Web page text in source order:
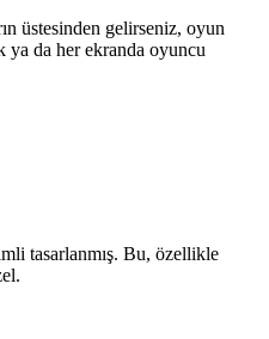
üstesinden gelirseniz, oyun
ya da her ekranda oyuncu
tasarlanmış. Bu, özellikle